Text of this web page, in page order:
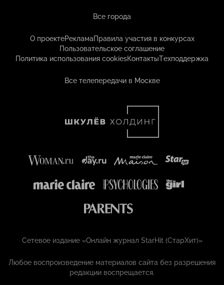
Все города
О проектеРекламаПравила участия в конкурсах
Пользовательское соглашение
Политика использования cookiesКонтактыТехподдержка
Все телепередачи в Москве
Сетевое издание «Онлайн журнал StarHit (СтарХит)»
Любое воспроизведение материалов сайта без разрешения
редакции воспрещается.